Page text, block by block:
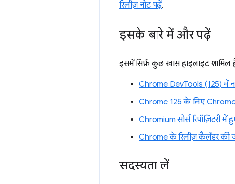
रिलीज़ नोट पढ़ें.
इसके बारे में और पढ़ें
इसमें सिर्फ़ कुछ खास हाइलाइट
Chrome DevTools (125) में
Chrome 125 के लिए
Chromium सोर्स रिपॉज़िटरी में
Chrome के रिलीज़ कैलेंडर की
सदस्यता लें